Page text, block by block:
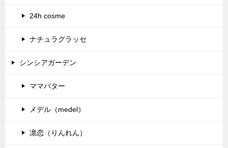
24h cosme
ナチュラグラッセ
シンシアガーデン
ママバター
メデル（medel）
凛恋（りんれん）